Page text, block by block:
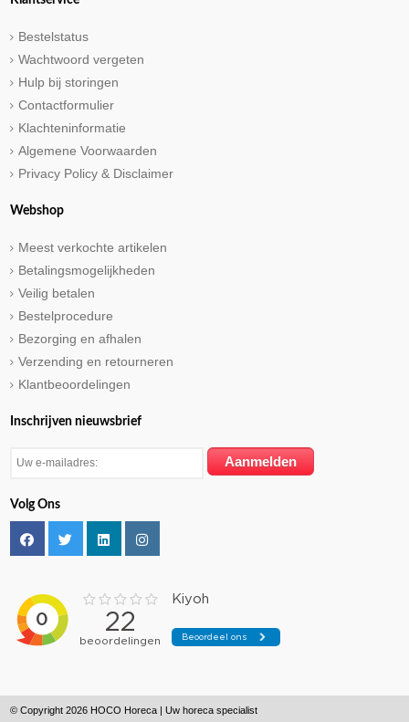
Bestelstatus
Wachtwoord vergeten
Hulp bij storingen
Contactformulier
Klachteninformatie
Algemene Voorwaarden
Privacy Policy & Disclaimer
Webshop
Meest verkochte artikelen
Betalingsmogelijkheden
Veilig betalen
Bestelprocedure
Bezorging en afhalen
Verzending en retourneren
Klantbeoordelingen
Inschrijven nieuwsbrief
Volg Ons
© Copyright 2026 HOCO Horeca | Uw horeca specialist